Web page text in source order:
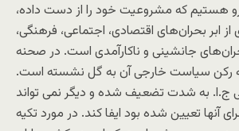
هستیم که مشروعیت خود را از دست داده،
ابر بحران‌های اقتصادی، اجتماعی، فرهنگی،‌
جانشینی و ناکارآمدی است. در صحنه
رکن سیاست خارجی آن به گل نشسته است.
ج.ا. به شدت تضعیف شده و دیگر نمی تواند
آنها تعیین شده بود ایفا کند. در مورد تکیه